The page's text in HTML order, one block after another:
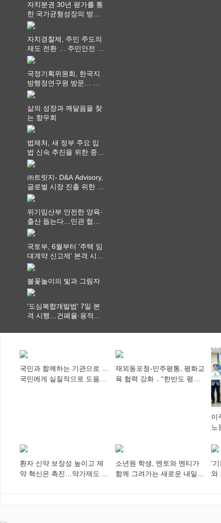
자치분권 30년 평가를 통
한 국가균형성장의 방향
과 과제 논의
자치경찰제, 주민 주도의
재도 전환 … 주민안전 치
안서비스가 최우선 되어
국정기획위원회, 한국지
방행정연구원 방문… 국
가균형성장 논의
삶의 성장과 깨달음을 찾
는 향우회
법제처, 새 정부 주요 입
법 신속 추진을 위한 중앙
부처 법무담당관 회의 개
㈜트릿지- D&A Advisory,
글로벌 시장 진출 위한 전
략적 업무협약 체결
위기임산부 안전한 양육·
출산 돕는다…민관 협력
체계 구축
국토부, 6월부터 '주택 임
대계약 신고제' 본격 시
행…실거래가 투명화 기
불꽃놀이의 빛과 그림자
'도심복합개발법' 7일 본
격 시행…건폐율·용적률
국민과 함께하는 기관으로 …
국민에게 실질적으로 도움이
재외동포청-민주평통, 평화교
육 협력 강화 ․ “한반도 평화,
이
노
환자 신약 보장성 높이고 제
약 혁신은 촉진…약가제도 개
소년원 학생, 멘토와 멘티가
함께 그려가는 새로운 내일
‘
와